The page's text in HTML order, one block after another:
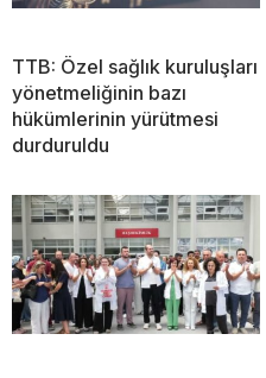
TTB: Özel sağlık kuruluşları
yönetmeliğinin bazı
hükümlerinin yürütmesi
durduruldu